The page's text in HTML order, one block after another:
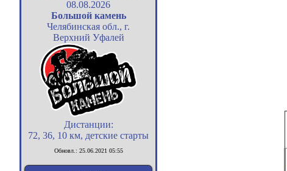
08.08.2026
Большой камень
Челябинская обл., г.
Верхний Уфалей
Дистанции:
72, 36, 10 км, детские старты
Обновл.: 25.06.2021 05:55